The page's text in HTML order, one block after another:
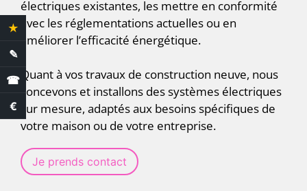
électriques existantes, les mettre en conformité
avec les réglementations actuelles ou en
améliorer l’efficacité énergétique.
Quant à vos travaux de construction neuve, nous
concevons et installons des systèmes électriques
sur mesure, adaptés aux besoins spécifiques de
votre maison ou de votre entreprise.
Je prends contact
★ 4.4 Avis clients
✎
☎
€
Estimation des aides